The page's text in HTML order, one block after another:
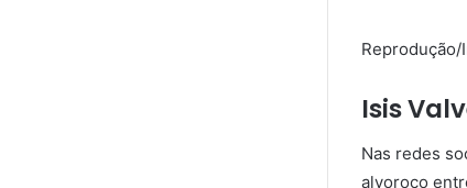
Reprodução/
Isis
Nas redes
alvoroço